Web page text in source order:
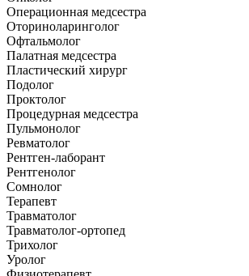
Операционная медсестра
Оториноларинголог
Офтальмолог
Палатная медсестра
Пластический хирург
Подолог
Проктолог
Процедурная медсестра
Пульмонолог
Ревматолог
Рентген-лаборант
Рентгенолог
Сомнолог
Терапевт
Травматолог
Травматолог-ортопед
Трихолог
Уролог